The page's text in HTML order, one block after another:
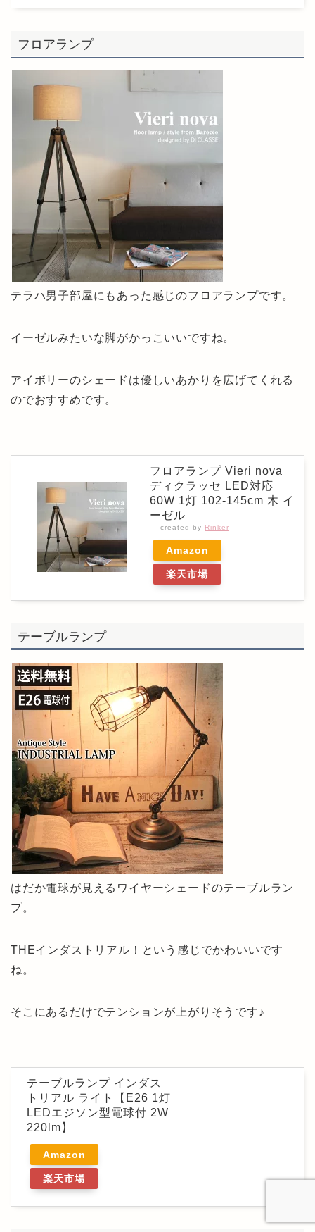
フロアランプ
テラハ男子部屋にもあった感じのフロアランプです。
イーゼルみたいな脚がかっこいいですね。
アイボリーのシェードは優しいあかりを広げてくれる
のでおすすめです。
フロアランプ Vieri nova
ディクラッセ LED対応
60W 1灯 102-145cm 木 イ
ーゼル
created by Rinker
Amazon
楽天市場
テーブルランプ
はだか電球が見えるワイヤーシェードのテーブルラン
プ。
THEインダストリアル！という感じでかわいいです
ね。
そこにあるだけでテンションが上がりそうです♪
テーブルランプ インダス
トリアル ライト【E26 1灯
LEDエジソン型電球付 2W
220lm】
Amazon
楽天市場